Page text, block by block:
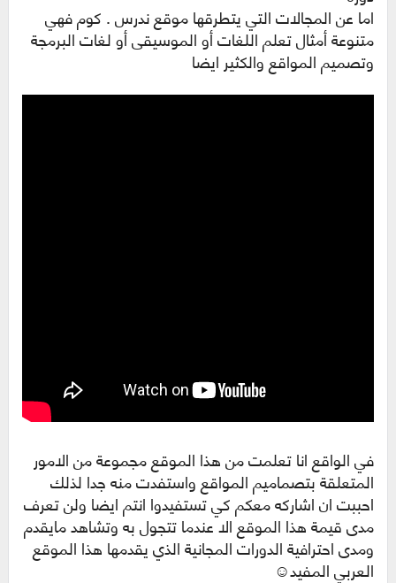
اما عن المجالات التي يتطرقها موقع ندرس . كوم فهي
متنوعة أمثال تعلم اللغات أو الموسيقى أو لغات البرمجة
وتصميم المواقع والكثير ايضا
في الواقع انا تعلمت من هذا الموقع مجموعة من الامور
المتعلقة بتصماميم المواقع واستفدت منه جدا لذلك
احببت ان اشاركه معكم كي تستفيدوا انتم ايضا ولن تعرف
مدى قيمة هذا الموقع الا عندما تتجول به وتشاهد مايقدم
ومدى احترافية الدورات المجانية الذي يقدمها هذا الموقع
العربي المفيد☺